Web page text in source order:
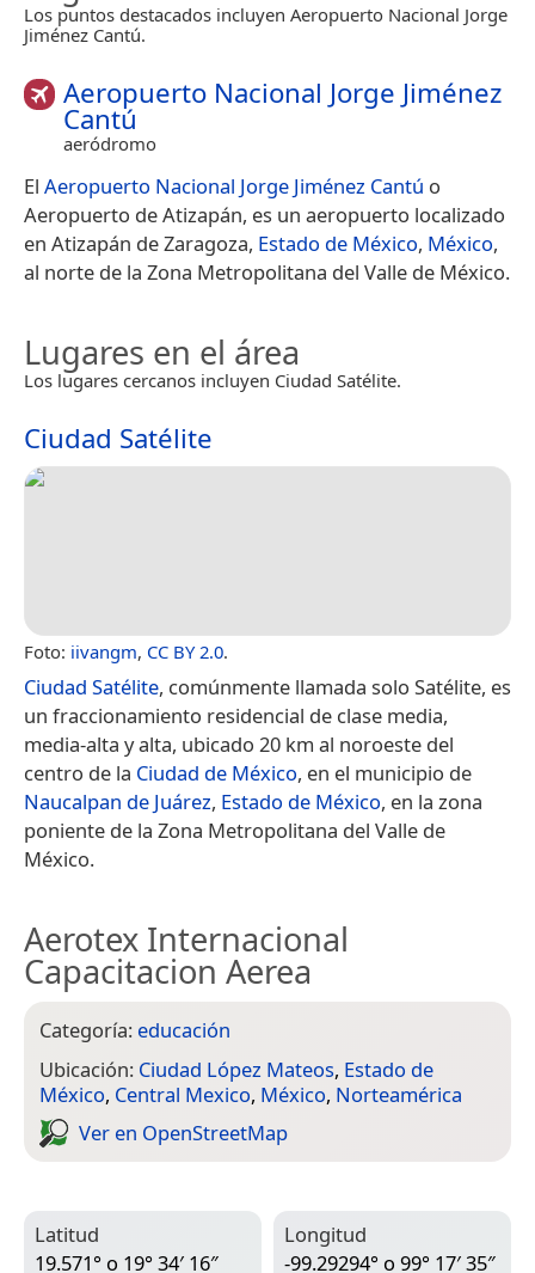
Los puntos destacados incluyen Aeropuerto Nacional Jorge
Jiménez Cantú.
Aeropuerto Nacional Jorge Jiménez
Cantú
aeródromo
El Aeropuerto Nacional Jorge Jiménez Cantú o
Aeropuerto de Atizapán, es un aeropuerto localizado
en Atizapán de Zaragoza, Estado de México, México,
al norte de la Zona Metropolitana del Valle de México.
Lugares en el área
Los lugares cercanos incluyen Ciudad Satélite.
Ciudad Satélite
Foto: iivangm, CC BY 2.0.
Ciudad Satélite, comúnmente llamada solo Satélite, es
un fraccionamiento residencial de clase media,
media-alta y alta, ubicado 20 km al noroeste del
centro de la Ciudad de México, en el municipio de
Naucalpan de Juárez, Estado de México, en la zona
poniente de la Zona Metropolitana del Valle de
México.
Aerotex Internacional
Capacitacion Aerea
Categoría: educación
Ubicación: Ciudad López Mateos, Estado de
México, Central Mexico, México, Norteamérica
Ver en Open­Street­Map
Latitud
19.571° o 19° 34′ 16″
Longitud
-99.29294° o 99° 17′ 35″